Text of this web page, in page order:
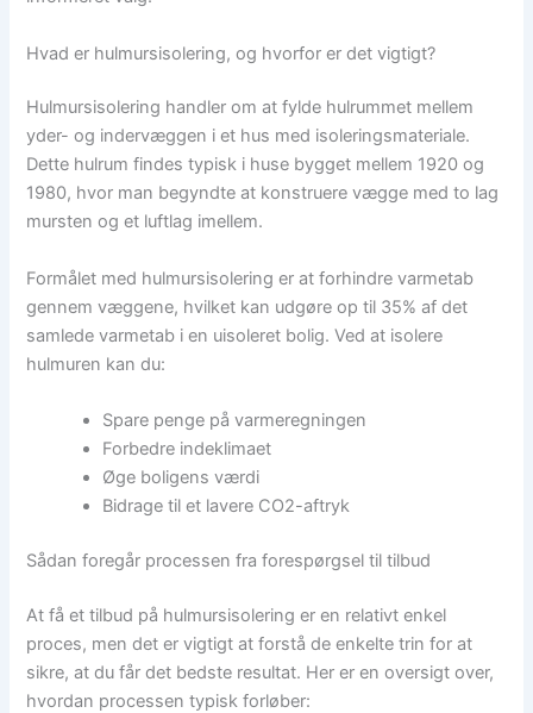
Hvad er hulmursisolering, og hvorfor er det vigtigt?
Hulmursisolering handler om at fylde hulrummet mellem
yder- og indervæggen i et hus med isoleringsmateriale.
Dette hulrum findes typisk i huse bygget mellem 1920 og
1980, hvor man begyndte at konstruere vægge med to lag
mursten og et luftlag imellem.
Formålet med hulmursisolering er at forhindre varmetab
gennem væggene, hvilket kan udgøre op til 35% af det
samlede varmetab i en uisoleret bolig. Ved at isolere
hulmuren kan du:
Spare penge på varmeregningen
Forbedre indeklimaet
Øge boligens værdi
Bidrage til et lavere CO2-aftryk
Sådan foregår processen fra forespørgsel til tilbud
At få et tilbud på hulmursisolering er en relativt enkel
proces, men det er vigtigt at forstå de enkelte trin for at
sikre, at du får det bedste resultat. Her er en oversigt over,
hvordan processen typisk forløber: